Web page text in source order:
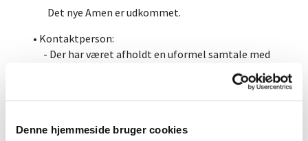
Denne hjemmeside bruger cookies
Det nye Amen er udkommet.
• Kontaktperson:
- Der har været afholdt en uformel samtale med
kirketjener om bemandingen til begravelser og
Heidi som udgangspunkt har bisættelser i